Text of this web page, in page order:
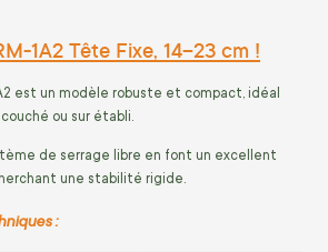
1A2 Tête Fixe, 14–23 cm !
est un modèle robuste et compact, idéal
ou sur établi.
de serrage libre en font un excellent
une stabilité rigide.
: